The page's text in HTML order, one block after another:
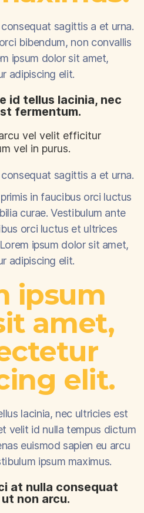
sagittis a et urna.
bibendum, non convallis
ipsum dolor sit amet,
adipiscing elit.
id tellus lacinia, nec
fermentum.
vel velit efficitur
vel in purus.
sagittis a et urna.
in faucibus orci luctus
curae. Vestibulum ante
orci luctus et ultrices
ipsum dolor sit amet,
adipiscing elit.
ipsum
amet,
elit.
lacinia, nec ultricies est
velit id nulla tempus dictum
euismod sapien eu arcu
ipsum maximus.
at nulla consequat
non arcu.